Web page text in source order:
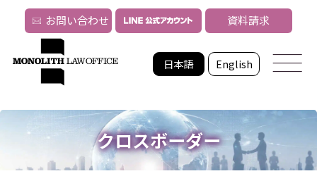
日本語 English
お問い合わせ 資料請求
クロスボーダー